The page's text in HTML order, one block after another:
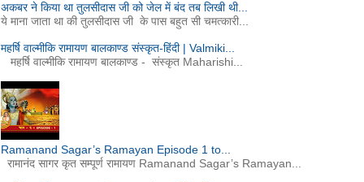
अकबर ने किया था तुलसीदास जी को जेल में बंद तब लिखी थी...
ये माना जाता था की तुलसीदास जी के पास बहुत सी चमत्कारी...
महर्षि वाल्मीकि रामायण बालकाण्ड संस्कृत-हिंदी | Valmiki...
महर्षि वाल्मीकि रामायण बालकाण्ड - संस्कृत Maharishi...
Ramanand Sagar’s Ramayan Episode 1 to...
रामानंद सागर कृत सम्पूर्ण रामायण Ramanand Sagar’s Ramayan...